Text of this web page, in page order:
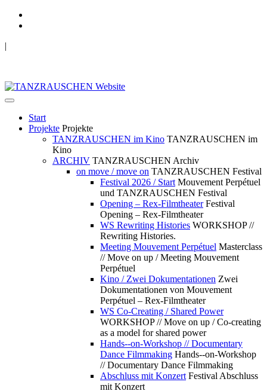
|
Start
Projekte Projekte
TANZRAUSCHEN im Kino TANZRAUSCHEN im
Kino
ARCHIV TANZRAUSCHEN Archiv
on move / move on TANZRAUSCHEN Festival
Festival 2026 / Start Mouvement Perpétuel
und TANZRAUSCHEN Festival
Opening – Rex-Filmtheater Festival
Opening – Rex-Filmtheater
WS Rewriting Histories WORKSHOP //
Rewriting Histories.
Meeting Mouvement Perpétuel Masterclass
// Move on up / Meeting Mouvement
Perpétuel
Kino / Zwei Dokumentationen Zwei
Dokumentationen von Mouvement
Perpétuel – Rex-Filmtheater
WS Co-Creating / Shared Power
WORKSHOP // Move on up / Co-creating
as a model for shared power
Hands--on-Workshop // Documentary
Dance Filmmaking Hands--on-Workshop
// Documentary Dance Filmmaking
Abschluss mit Konzert Festival Abschluss
mit Konzert